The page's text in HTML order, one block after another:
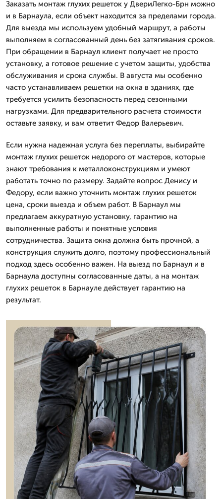
Заказать монтаж глухих решеток у ДвериЛегко-Брн можно
и в Барнаула, если объект находится за пределами города.
Для выезда мы используем удобный маршрут, а работы
выполняем в согласованный день без затягивания сроков.
При обращении в Барнаул клиент получает не просто
установку, а готовое решение с учетом защиты, удобства
обслуживания и срока службы. В августа мы особенно
часто устанавливаем решетки на окна в зданиях, где
требуется усилить безопасность перед сезонными
нагрузками. Для предварительного расчета стоимости
оставьте заявку, и вам ответит Федор Валерьевич.
Если нужна надежная услуга без переплаты, выбирайте
монтаж глухих решеток недорого от мастеров, которые
знают требования к металлоконструкциям и умеют
работать точно по размеру. Задайте вопрос Денису и
Федору, если важно уточнить монтаж глухих решеток
цена, сроки выезда и объем работ. В Барнаул мы
предлагаем аккуратную установку, гарантию на
выполненные работы и понятные условия
сотрудничества. Защита окна должна быть прочной, а
конструкция служить долго, поэтому профессиональный
подход здесь особенно важен. На выезд по Барнаул и в
Барнаула доступны согласованные даты, а на монтаж
глухих решеток в Барнауле действует гарантию на
результат.